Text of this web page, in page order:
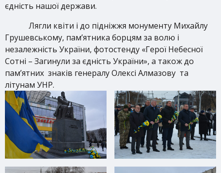
єдність нашої держави.
Лягли квіти і до підніжжя монументу Михайлу
Грушевському, пам’ятника борцям за волю і
незалежність України, фотостенду «Герої Небесної
Сотні – Загинули за єдність України», а також до
пам’ятних знаків генералу Олексі Алмазову та
літунам УНР.